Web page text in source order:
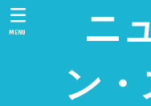
ニ
ン
MENU